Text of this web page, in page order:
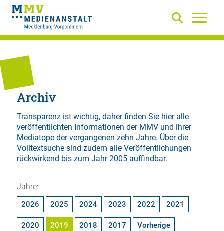
Archiv
Transparenz ist wichtig, daher finden Sie hier alle
veröffentlichten Informationen der MMV und ihrer
Mediatope der vergangenen zehn Jahre. Über die
Volltextsuchesind zudem alle Veröffentlichungen
rückwirkend bis zum Jahr 2005 auffindbar.
Jahre:
2026 2025 2024 2023 2022 2021
2020 2019 2018 2017 Vorherige